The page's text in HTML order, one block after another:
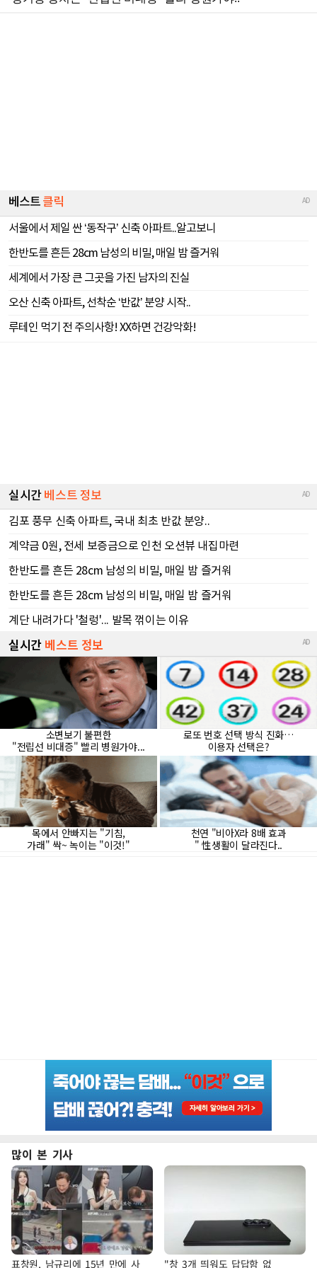
많이 본 기사
표창원, 남규리에 15년 만에 사 "창 3개 띄워도 답답함 없